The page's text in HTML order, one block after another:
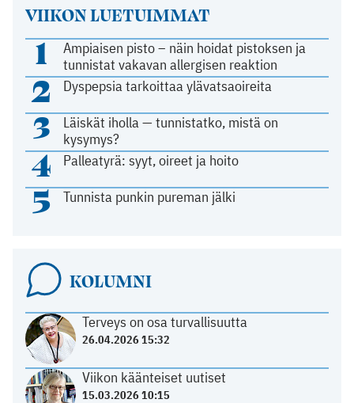
VIIKON LUETUIMMAT
1
Ampiaisen pisto – näin hoidat pistoksen ja
tunnistat vakavan allergisen reaktion
2 Dyspepsia tarkoittaa ylävatsaoireita
3
Läiskät iholla — tunnistatko, mistä on
kysymys?
4 Palleatyrä: syyt, oireet ja hoito
5 Tunnista punkin pureman jälki
KOLUMNI
Terveys on osa turvallisuutta
26.04.2026 15:32
Viikon käänteiset uutiset
15.03.2026 10:15